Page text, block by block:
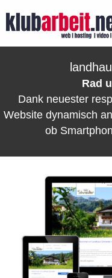
Rad
Dank neuester
Website dynamisch
ob